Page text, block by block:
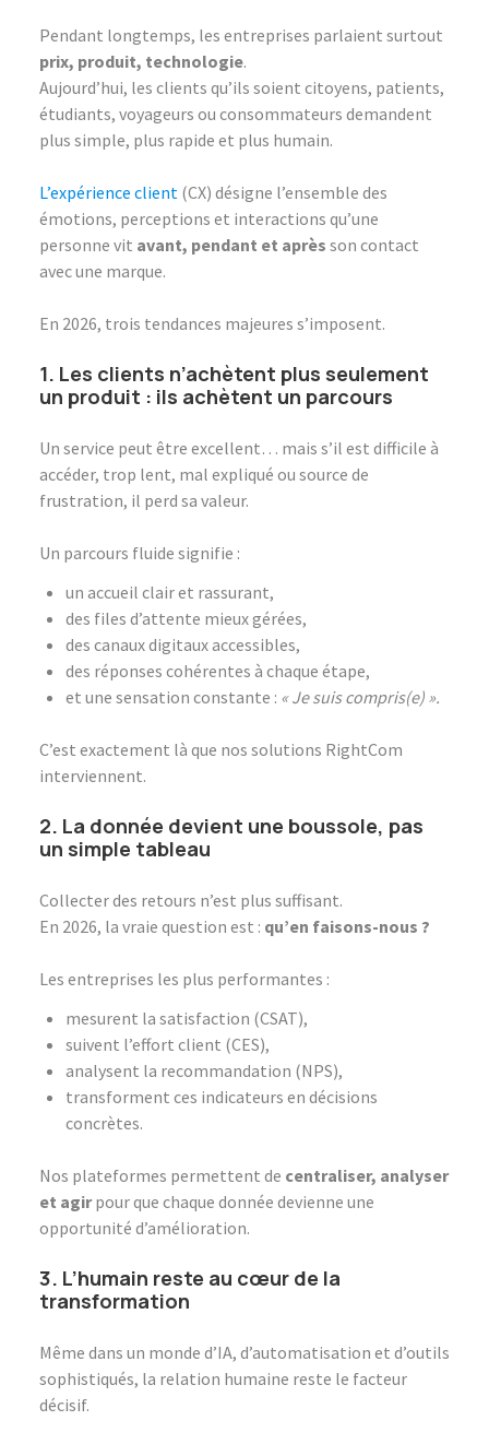
Pendant longtemps, les entreprises parlaient surtout
prix, produit, technologie.
Aujourd’hui, les clients qu’ils soient citoyens, patients,
étudiants, voyageurs ou consommateurs demandent
plus simple, plus rapide et plus humain.
L’expérience client (CX) désigne l’ensemble des
émotions, perceptions et interactions qu’une
personne vit avant, pendant et après son contact
avec une marque.
En 2026, trois tendances majeures s’imposent.
1. Les clients n’achètent plus seulement
un produit : ils achètent un parcours
Un service peut être excellent… mais s’il est difficile à
accéder, trop lent, mal expliqué ou source de
frustration, il perd sa valeur.
Un parcours fluide signifie :
un accueil clair et rassurant,
des files d’attente mieux gérées,
des canaux digitaux accessibles,
des réponses cohérentes à chaque étape,
et une sensation constante : « Je suis compris(e) ».
C’est exactement là que nos solutions RightCom
interviennent.
2. La donnée devient une boussole, pas
un simple tableau
Collecter des retours n’est plus suffisant.
En 2026, la vraie question est : qu’en faisons-nous ?
Les entreprises les plus performantes :
mesurent la satisfaction (CSAT),
suivent l’effort client (CES),
analysent la recommandation (NPS),
transforment ces indicateurs en décisions
concrètes.
Nos plateformes permettent de centraliser, analyser
et agirpour que chaque donnée devienne une
opportunité d’amélioration.
3. L’humain reste au cœur de la
transformation
Même dans un monde d’IA, d’automatisation et d’outils
sophistiqués, la relation humaine reste le facteur
décisif.